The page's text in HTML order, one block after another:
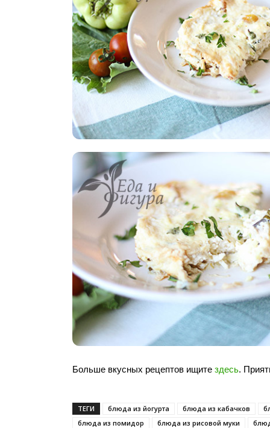
Больше вкусных рецептов ищите здесь.
ТЕГИ блюда из йогурта блюда из кабачков
блюда из помидор
блюда из рисовой муки